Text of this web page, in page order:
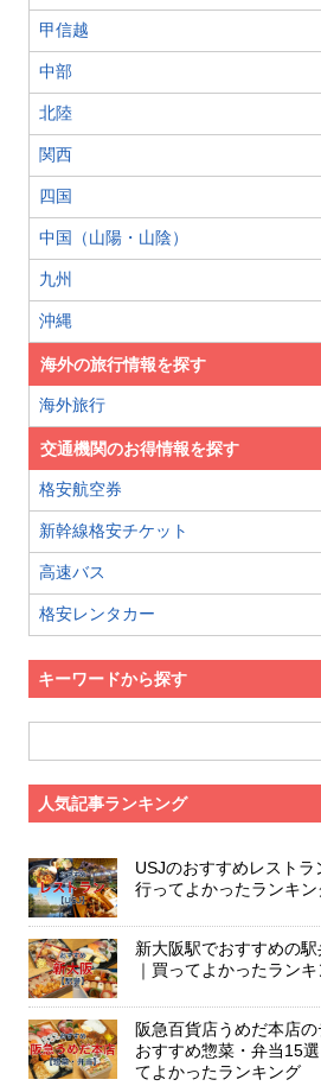
甲信越
中部
北陸
関西
四国
中国（山陽・山陰）
九州
沖縄
海外の旅行情報を探す
海外旅行
交通機関のお得情報を探す
格安航空券
新幹線格安チケット
高速バス
格安レンタカー
キーワードから探す
人気記事ランキング
USJのおすすめレストラ
行ってよかったランキン
新大阪駅でおすすめの
｜買ってよかったラン
阪急百貨店うめだ本店
おすすめ惣菜・弁当15
てよかったランキング